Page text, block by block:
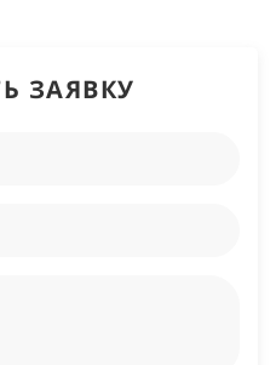
ЗАЯВКУ